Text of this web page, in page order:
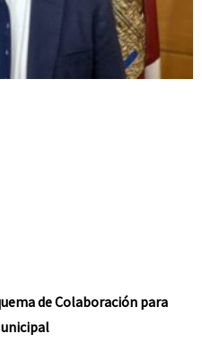
de Colaboración para